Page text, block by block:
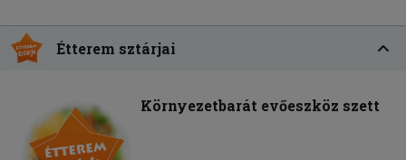
Étterem sztárjai
Környezetbarát evőeszköz szett